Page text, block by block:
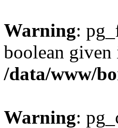
Warning:
boolean given
/data/www/
Warning: